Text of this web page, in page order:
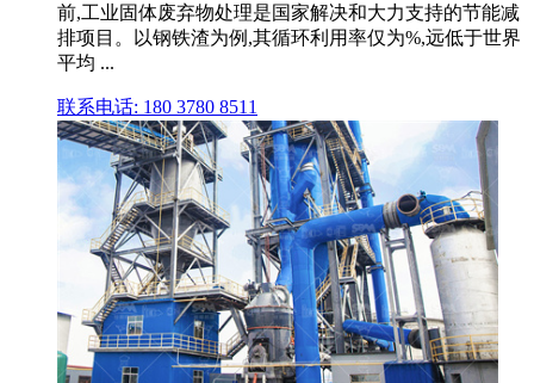
前,工业固体废弃物处理是国家解决和大力支持的节能减
排项目。以钢铁渣为例,其循环利用率仅为%,远低于世界
平均 ...
联系电话: 180 3780 8511